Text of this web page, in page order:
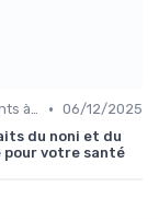
Suppléments à base de plantes • 06/12/2025
du noni et du
pour votre santé